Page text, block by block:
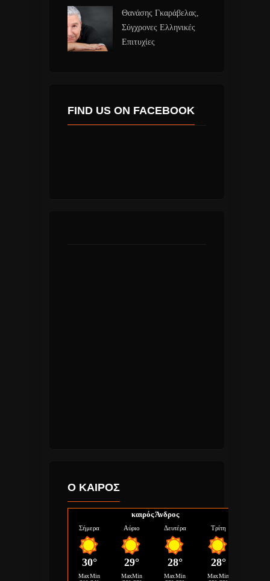
Θανάσης Γκαράβελας,
Σύγχρονες Ελληνικές
Επιτυχίες
FIND US ON FACEBOOK
Ο ΚΑΙΡΟΣ
καιρός Άνδρος